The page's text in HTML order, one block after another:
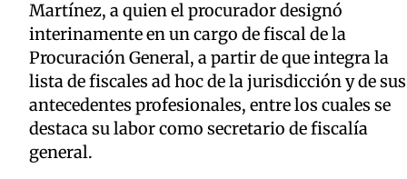
Martínez, a quien el procurador designó
interinamente en un cargo de fiscal de la
Procuración General, a partir de que integra la
lista de fiscales ad hoc de la jurisdicción y de sus
antecedentes profesionales, entre los cuales se
destaca su labor como secretario de fiscalía
general.